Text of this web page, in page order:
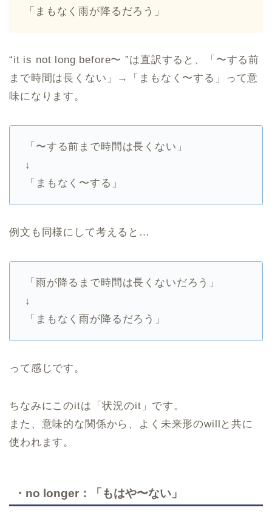
「まもなく雨が降るだろう」
“it is not long before〜 ”は直訳すると、「〜する前
まで時間は長くない」→「まもなく〜する」って意
味になります。
「〜する前まで時間は長くない」
↓
「まもなく〜する」
例文も同様にして考えると…
「雨が降るまで時間は長くないだろう」
↓
「まもなく雨が降るだろう」
って感じです。
ちなみにこのitは「状況のit」です。
また、意味的な関係から、よく未来形のwillと共に
使われます。
・no longer：「もはや〜ない」